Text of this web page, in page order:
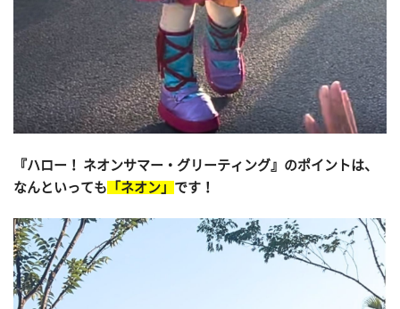
『ハロー！ ネオンサマー・グリーティング』のポイントは、
なんといっても 「ネオン」 です！